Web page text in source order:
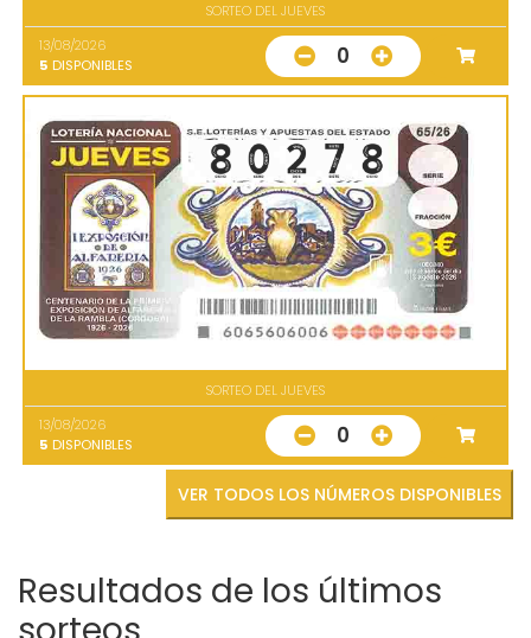
SORTEO DEL JUEVES
13/08/2026
5 DISPONIBLES 0
SORTEO DEL JUEVES
13/08/2026
5 DISPONIBLES 0
VER TODOS LOS NÚMEROS DISPONIBLES
Resultados de los últimos